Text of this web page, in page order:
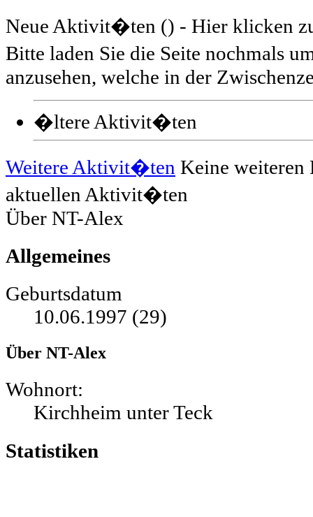
Neue Aktivit�ten () - Hier klicken
Bitte laden Sie die Seite nochmals
anzusehen, welche in der
�ltere Aktivit�ten
Weitere Aktivit�ten Keine weiteren
aktuellen Aktivit�ten
Über NT-Alex
Allgemeines
Geburtsdatum
10.06.1997 (29)
Über NT-Alex
Wohnort:
Kirchheim unter Teck
Statistiken